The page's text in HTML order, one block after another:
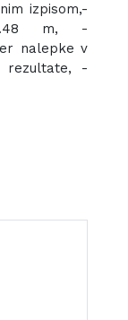
izpisom,-
m, -
nalepke v
rezultate, -